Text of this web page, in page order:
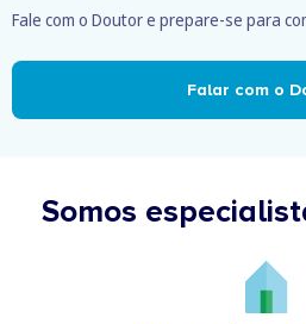
Fale com o Doutor e prepare-se para
Falar com o
Somos